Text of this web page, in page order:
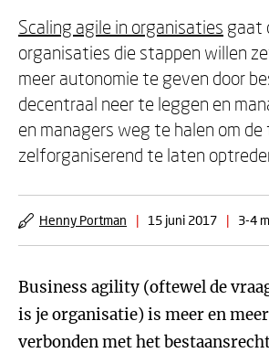
Scaling agile in organisaties gaat
organisaties die stappen willen
meer autonomie te geven door
decentraal neer te leggen en
en managers weg te halen om de
zelforganiserend te laten
Henny Portman | 15 juni 2017 | 3-4
Business agility (oftewel de
is je organisatie) is meer en
verbonden met het